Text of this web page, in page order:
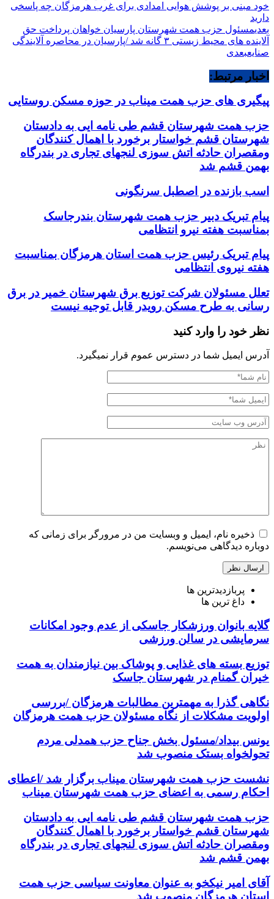
خود مبنی بر پوشش هوایی امدادی برای غرب هرمزگان چه پاسخی
دارید
بعدیمسئول حزب همت شهرستان پارسیان خواهان پرداخت حق
آلاینده های محیط زیستی ۳ گانه شد /پارسیان در محاصره آلایندگی
صنایعبعدی
اخبار مرتبط:
پیگیری های حزب همت میناب در حوزه مسکن روستایی
حزب همت شهرستان قشم طی نامه ایی به دادستان
شهرستان قشم خواستار برخورد با اهمال کنندگان
ومقصران حادثه اتش سوزی لنجهای تجاری در بندرگاه
بهمن قشم شد
اسب بازنده در اصطبل سرنگونی
پیام تبریک دبیر حزب همت شهرستان بندرجاسک
بمناسبت هفته نیرو انتظامی
پیام تبریک رئیس حزب همت استان هرمزگان بمناسبت
هفته نیروی انتظامی
تعلل مسئولان شرکت توزیع برق شهرستان خمیر در برق
رسانی به طرح مسکن رویدر قابل توجیه نیست
نظر خود را وارد کنید
آدرس ایمیل شما در دسترس عموم قرار نمیگیرد.
ذخیره نام، ایمیل و وبسایت من در مرورگر برای زمانی که
دوباره دیدگاهی می‌نویسم.
پربازدیدترین ها
داغ ترین ها
گلایه بانوان ورزشکار جاسکی از عدم وجود امکانات
سرمایشی در سالن ورزشی
توزیع بسته های غذایی و پوشاک بین نیازمندان به همت
خیران گمنام در شهرستان جاسک
نگاهی گذرا به مهمترین مطالبات هرمزگان /بررسی
اولویت مشکلات از نگاه مسئولان حزب همت هرمزگان
یونس بیداد/مسئول بخش جناح حزب همدلی مردم
تحولخواه بستک منصوب شد
نشست حزب همت شهرستان میناب برگزار شد /اعطای
احکام رسمی به اعضای حزب همت شهرستان میناب
حزب همت شهرستان قشم طی نامه ایی به دادستان
شهرستان قشم خواستار برخورد با اهمال کنندگان
ومقصران حادثه اتش سوزی لنجهای تجاری در بندرگاه
بهمن قشم شد
آقای امیر نیکخو به عنوان معاونت سیاسی حزب همت
استان هرمزگان منصوب شد